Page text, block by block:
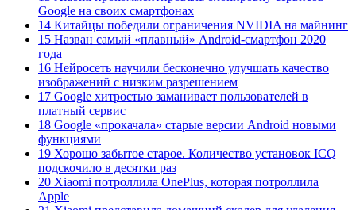
Google на своих смартфонах
14 Китайцы победили ограничения NVIDIA на майнинг
15 Назван самый «плавный» Android-смартфон 2020
года
16 Нейросеть научили бесконечно улучшать качество
изображений с низким разрешением
17 Google хитростью заманивает пользователей в
платный сервис
18 Google «прокачала» старые версии Android новыми
функциями
19 Хорошо забытое старое. Количество установок ICQ
подскочило в десятки раз
20 Xiaomi потроллила OnePlus, которая потроллила
Apple